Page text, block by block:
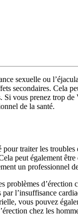
sexuelle ou
secondaires. Cela
Si vous prenez trop
de la santé.
traiter les troubles
peut également être
un professionnel
problèmes d’érection
l’insuffisance
vous pouvez
chez les